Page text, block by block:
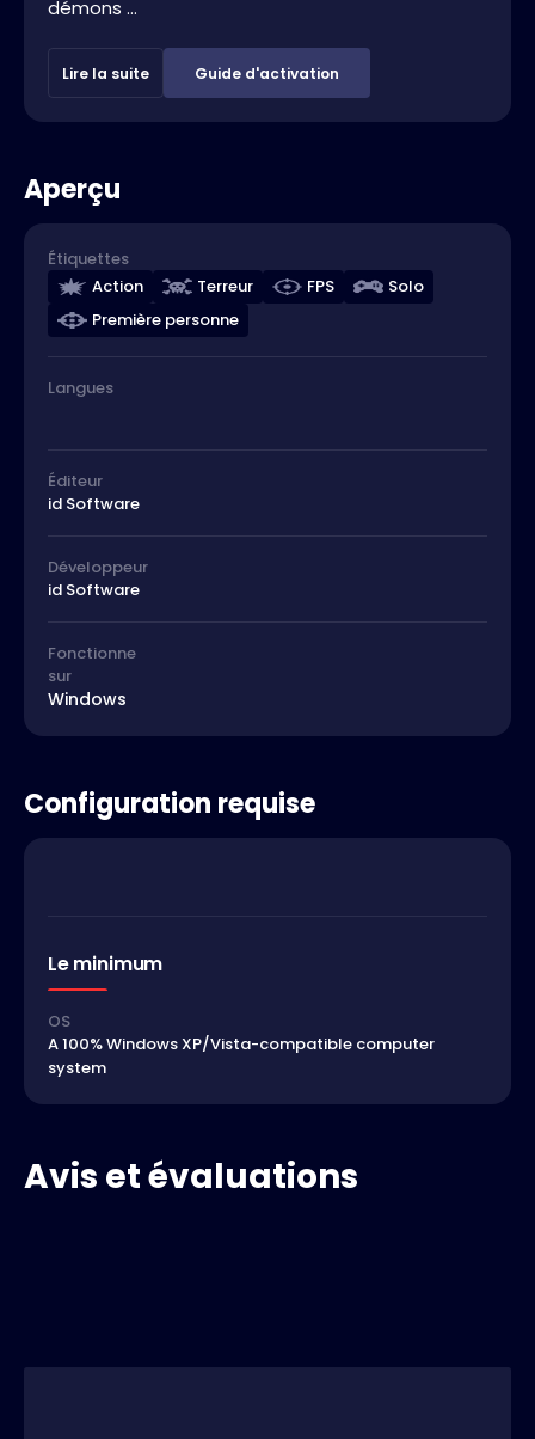
démons ...
Lire la suite Guide d'activation
Aperçu
Étiquettes
Action
Terreur FPS
Solo
Première personne
Langues
Éditeur
id Software
Développeur
id Software
Fonctionne
sur
Windows
Configuration requise
Le minimum
OS
A 100% Windows XP/Vista-compatible computer
system
Avis et évaluations